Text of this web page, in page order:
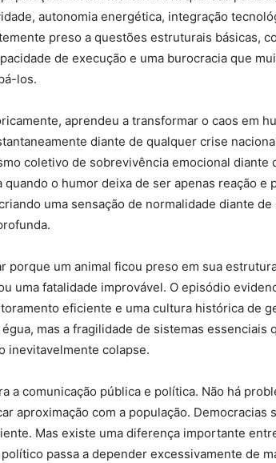
autonomia energética, integração
preso a questões estruturais básicas,
de execução e uma burocracia que
los.
aprendeu a transformar o caos em
diante de qualquer crise
coletivo de sobrevivência emocional diante
quando o humor deixa de ser apenas reação e
uma sensação de normalidade diante
porque um animal ficou preso em sua
uma fatalidade improvável. O episódio
eficiente e uma cultura histórica de
mas a fragilidade de sistemas essenciais
inevitavelmente colapse.
a comunicação pública e política. Não há
aproximação com a população. Democracias
Mas existe uma diferença importante
passa a depender excessivamente de